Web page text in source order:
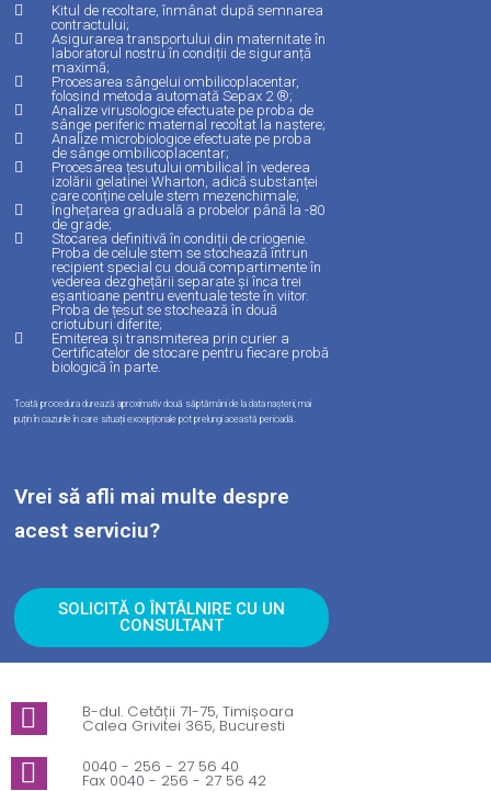
Kitul de recoltare, înmânat după semnarea
contractului;
Asigurarea transportului din maternitate în
laboratorul nostru în condiții de siguranță
maximă;
Procesarea sângelui ombilicoplacentar,
folosind metoda automată Sepax 2 ®;
Analize virusologice efectuate pe proba de
sânge periferic maternal recoltat la naștere;
Analize microbiologice efectuate pe proba
de sânge ombilicoplacentar;
Procesarea țesutului ombilical în vederea
izolării gelatinei Wharton, adică substanței
care conține celule stem mezenchimale;
Înghețarea graduală a probelor până la -80
de grade;
Stocarea definitivă în condiții de criogenie.
Proba de celule stem se stochează întrun
recipient special cu două compartimente în
vederea dezghețării separate și înca trei
eșantioane pentru eventuale teste în viitor.
Proba de țesut se stochează în două
criotuburi diferite;
Emiterea și transmiterea prin curier a
Certificatelor de stocare pentru fiecare probă
biologică în parte.
Toată procedura durează aproximativ două săptămâni de la data nașterii, mai
puțin în cazurile în care situații excepționale pot prelungi această perioadă.
Vrei să afli mai multe despre
acest serviciu?
SOLICITĂ O ÎNTÂLNIRE CU UN
CONSULTANT
B-dul. Cetății 71-75, Timișoara
Calea Grivitei 365, Bucuresti
0040 - 256 - 27 56 40
Fax 0040 - 256 - 27 56 42